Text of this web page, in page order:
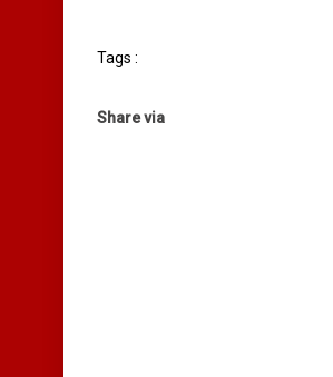
Tags :
Share via